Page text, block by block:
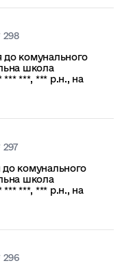
298
до комунального
школа
***, *** р.н., на
до комунального
школа
***, *** р.н., на
296